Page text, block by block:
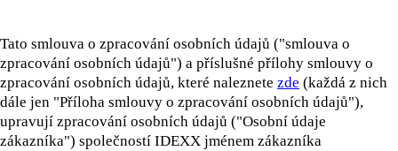
Tato smlouva o zpracování osobních údajů ("smlouva o
zpracování osobních údajů") a příslušné přílohy smlouvy o
zpracování osobních údajů, které naleznete zde (každá z nich
dále jen "Příloha smlouvy o zpracování osobních údajů"),
upravují zpracování osobních údajů ("Osobní údaje
zákazníka") společností IDEXX jménem zákazníka